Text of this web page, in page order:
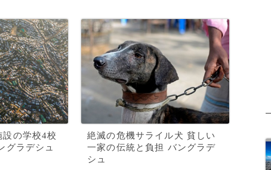
設の学校4校
グラデシュ
絶滅の危機サライル犬 貧しい
一家の伝統と負担 バングラデ
シュ